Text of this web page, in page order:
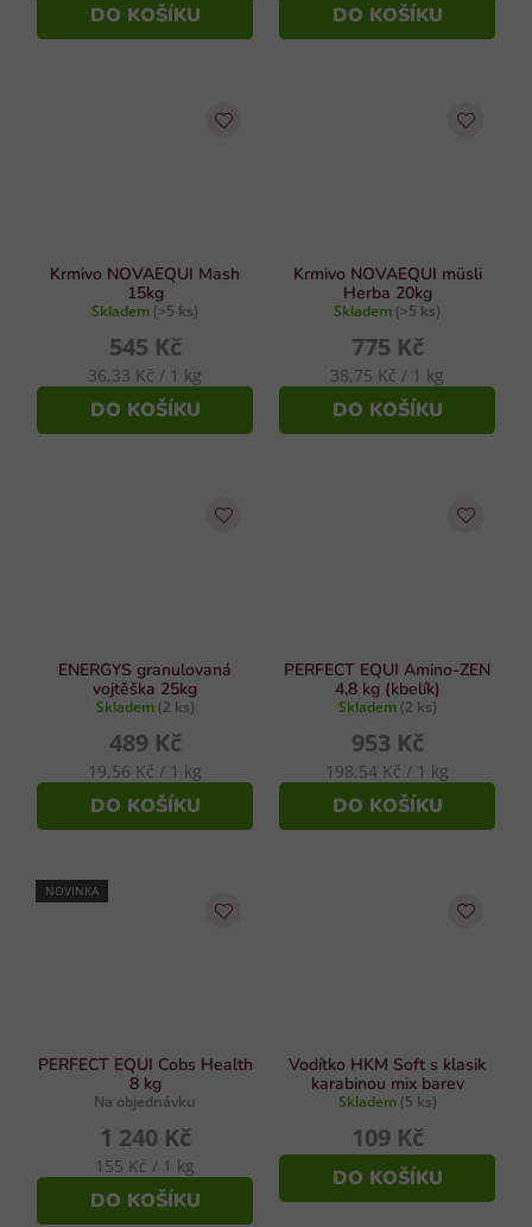
DO KOŠÍKU DO KOŠÍKU
Krmivo NOVAEQUI Mash
15kg
Skladem (>5 ks)
545 Kč
Měrná
cena:
36,33 Kč / 1 kg
DO KOŠÍKU
Krmivo NOVAEQUI müsli
Herba 20kg
Skladem (>5 ks)
775 Kč
Měrná
cena:
38,75 Kč / 1 kg
DO KOŠÍKU
ENERGYS granulovaná
vojtěška 25kg
Skladem (2 ks)
489 Kč
Měrná
19,56 Kč / 1 kg
DO KOŠÍKU
PERFECT EQUI Amino-ZEN
4,8 kg (kbelík)
Skladem (2 ks)
953 Kč
Měrná
198,54 Kč / 1 kg
DO KOŠÍKU
NOVINKA
PERFECT EQUI Cobs Health
8 kg
Na objednávku
1 240 Kč
Měrná
cena:
155 Kč / 1 kg
DO KOŠÍKU
Vodítko HKM Soft s klasik
karabinou mix barev
Skladem (5 ks)
109 Kč
DO KOŠÍKU